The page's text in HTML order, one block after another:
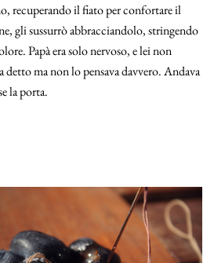
recuperando il fiato per confortare il
gli sussurrò abbracciandolo, stringendo
Papà era solo nervoso, e lei non
detto ma non lo pensava davvero. Andava
la porta.